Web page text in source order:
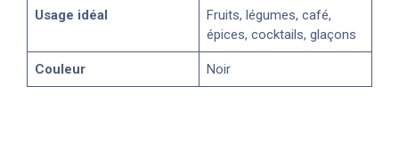
Usage idéal
Fruits, légumes, café,
épices, cocktails, glaçons
Couleur Noir